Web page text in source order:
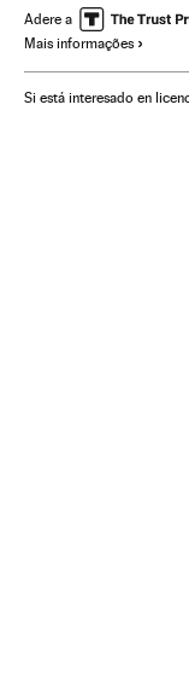
Esportes combate
América do Sul
América Esportes
Adere a
Mais informações
Si está interesado en